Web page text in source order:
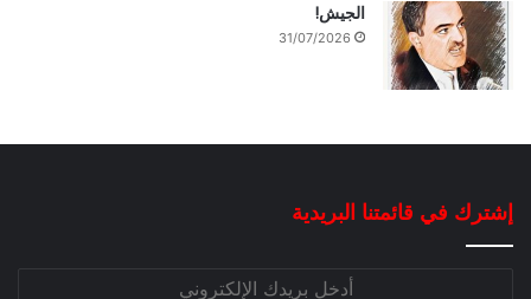
الجيش!
31/07/2026
إشترك في قائمتنا البريدية